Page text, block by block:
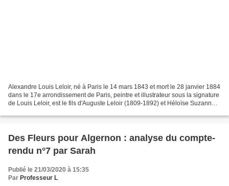
Alexandre Louis Leloir, né à Paris le 14 mars 1843 et mort le 28 janvier 1884
dans le 17e arrondissement de Paris, peintre et illustrateur sous la signature
de Louis Leloir, est le fils d'Auguste Leloir (1809-1892) et Héloïse Suzanne
Des Fleurs pour Algernon : analyse du compte-
rendu n°7 par Sarah
Publié le 21/03/2020 à 15:35
Par Professeur L